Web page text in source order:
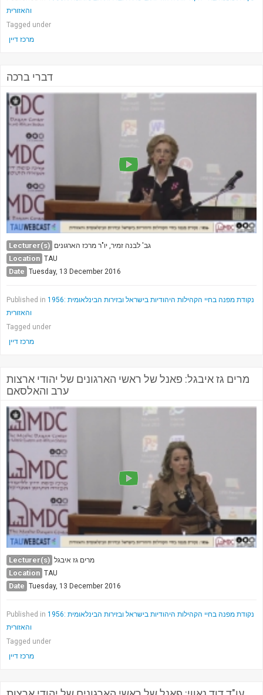
והאזורית
Tagged under
מרכז דיין
דברי ברכה
Lecturer(s) גב' לבנה זמיר, יו"ר מרכז הארגונים
Location TAU
Date Tuesday, 13 December 2016
Published in 1956: נקודת מפנה בחיי הקהילות היהודיות בישראל ובזירות הבינלאומית
והאזורית
Tagged under
מרכז דיין
מרים גז איבגל: פאנל של ראשי הארגונים של יהודי ארצות
ערב והאלסאם
Lecturer(s) מרים גז איבגל
Location TAU
Date Tuesday, 13 December 2016
Published in 1956: נקודת מפנה בחיי הקהילות היהודיות בישראל ובזירות הבינלאומית
והאזורית
Tagged under
מרכז דיין